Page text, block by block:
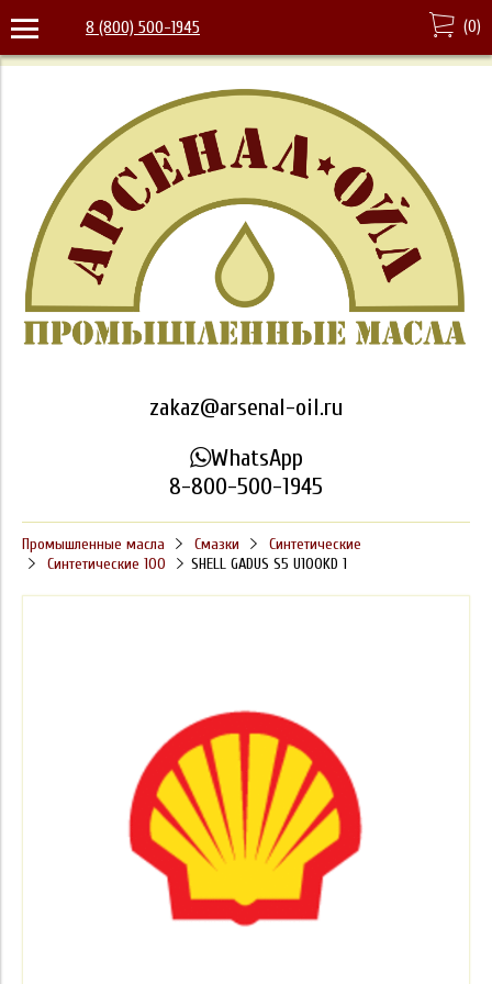
8 (800) 500-1945 (0)
zakaz@arsenal-oil.ru
WhatsApp
8-800-500-1945
Промышленные масла Смазки
Синтетические
Синтетические 100
SHELL GADUS S5 U100KD 1